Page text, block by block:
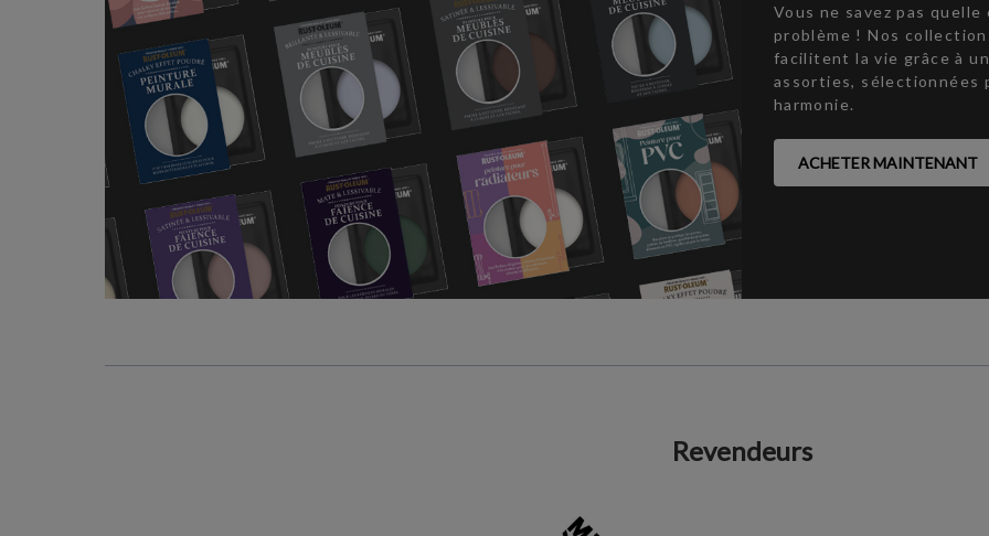
Vous ne savez pas
problème ! Nos
facilitent la vie grâce à
assorties, sélectionnées
harmonie.
ACHETER MAINTENANT
Revendeurs